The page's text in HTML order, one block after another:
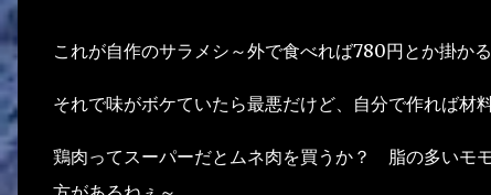
これが自作のサラメシ～外で食べれば780円とか掛か
それで味がボケていたら最悪だけど、自分で作れば材
鶏肉ってスーパーだとムネ肉を買うか？ 脂の多いモ